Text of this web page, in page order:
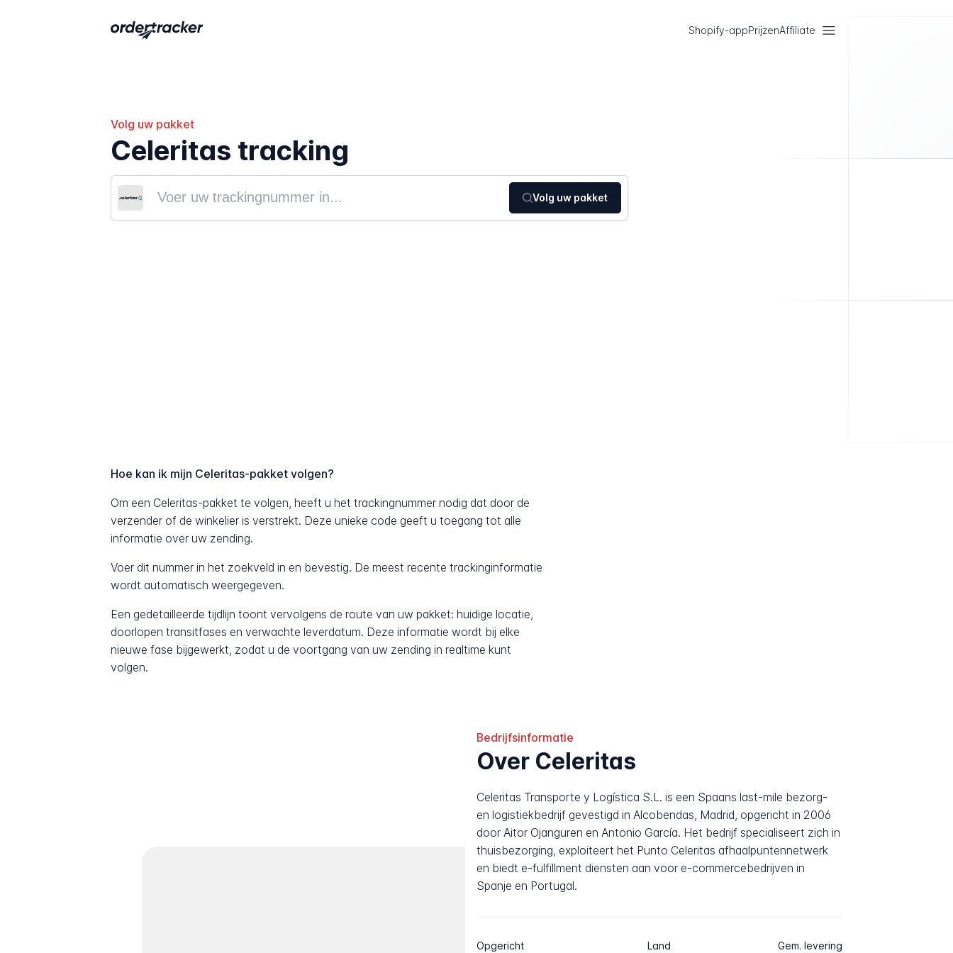
Shopify-appPrijzenAffiliate
Volg uw pakket
Celeritas tracking
Volg uw pakket
Hoe kan ik mijn Celeritas-pakket volgen?
Om een Celeritas-pakket te volgen, heeft u het trackingnummer nodig dat door de
verzender of de winkelier is verstrekt. Deze unieke code geeft u toegang tot alle
informatie over uw zending.
Voer dit nummer in het zoekveld in en bevestig. De meest recente trackinginformatie
wordt automatisch weergegeven.
Een gedetailleerde tijdlijn toont vervolgens de route van uw pakket: huidige locatie,
doorlopen transitfases en verwachte leverdatum. Deze informatie wordt bij elke
nieuwe fase bijgewerkt, zodat u de voortgang van uw zending in realtime kunt
volgen.
Bedrijfsinformatie
Over Celeritas
Celeritas Transporte y Logística S.L. is een Spaans last-mile bezorg-
en logistiekbedrijf gevestigd in Alcobendas, Madrid, opgericht in 2006
door Aitor Ojanguren en Antonio García. Het bedrijf specialiseert zich in
thuisbezorging, exploiteert het Punto Celeritas afhaalpuntennetwerk
en biedt e-fulfillment diensten aan voor e-commercebedrijven in
Spanje en Portugal.
Opgericht Land Gem. levering